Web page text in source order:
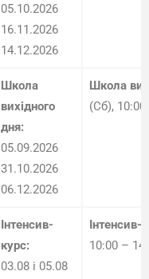
05.10.2026
16.11.2026
14.12.2026
Школа
вихідного
дня:
05.09.2026
31.10.2026
06.12.2026
Школа
(Сб),
Інтенсив-
курс:
03.08 і 05.08
Інтенсив-
10:00 –